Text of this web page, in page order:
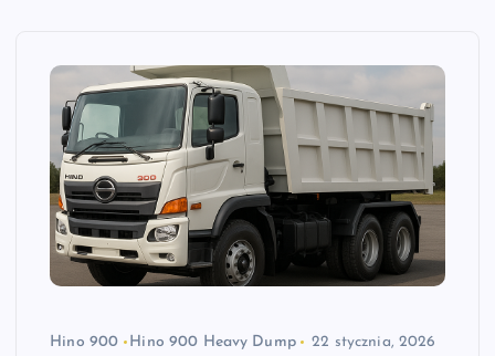
Hino 900 Hino 900 Heavy Dump 22 stycznia, 2026